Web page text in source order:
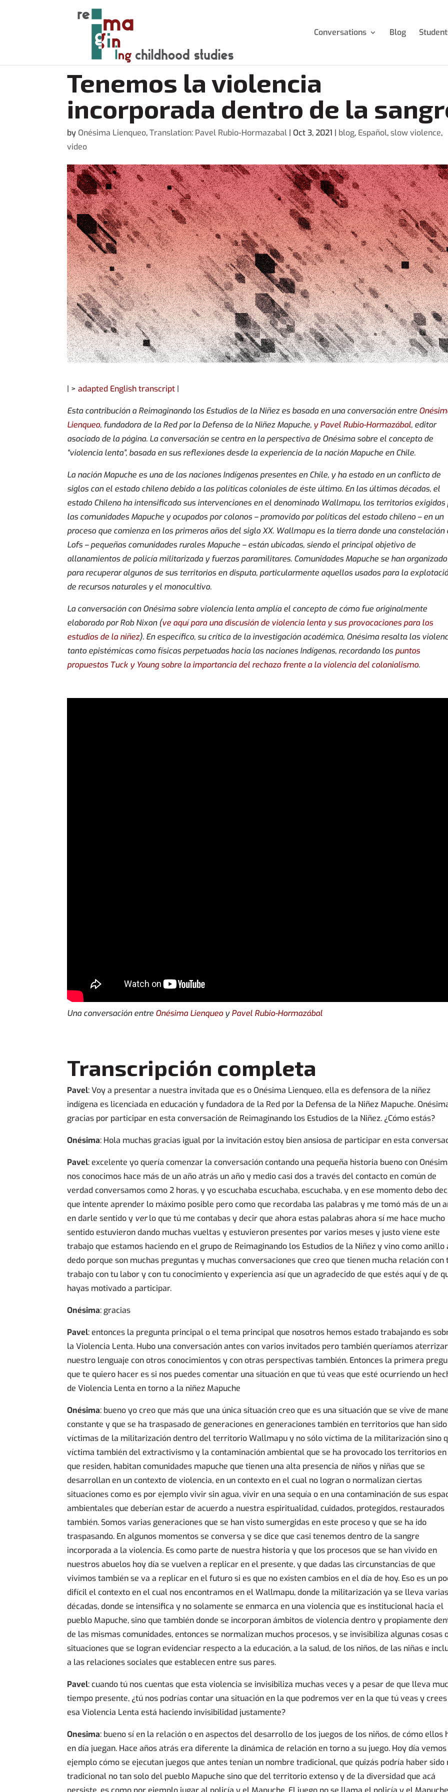
Conversations Blog
Tenemos la violencia
incorporada dentro de la
by Onésima Lienqueo,Translation: Pavel Rubio-Hormazabal | Oct 3, 2021 | blog, Español,slow violence,
video
| > adapted English transcript |
Esta contribución a Reimaginando los Estudios de la Niñez es basada en una conversación entre
Lienqueo, fundadora de la Red por la Defensa de la Niñez Mapuche, y Pavel Rubio-Hormazábal, editor
asociado de la página. La conversación se centra en la perspectiva de Onésima sobre el concepto de
“violencia lenta”, basada en sus reflexiones desde la experiencia de la nación Mapuche en Chile.
La nación Mapuche es una de las naciones Indígenas presentes en Chile, y ha estado en un conflicto de
siglos con el estado chileno debido a las políticas coloniales de éste último. En las últimas décadas, el
estado Chileno ha intensificado sus intervenciones en el denominado Wallmapu, los territorios exigidos
las comunidades Mapuche y ocupados por colonos – promovido por políticas del estado chileno – en un
proceso que comienza en los primeros años del siglo XX. Wallmapu es la tierra donde una constelación
Lofs – pequeñas comunidades rurales Mapuche – están ubicadas, siendo el principal objetivo de
allanamientos de policía militarizada y fuerzas paramilitares. Comunidades Mapuche se han organizado
para recuperar algunos de sus territorios en disputa, particularmente aquellos usados para la
de recursos naturales y el monocultivo.
La conversación con Onésima sobre violencia lenta amplía el concepto de cómo fue originalmente
elaborado por Rob Nixon (ve aquí para una discusión de violencia lenta y sus provocaciones para los
estudios de la niñez). En específico, su crítica de la investigación académica, Onésima resalta las
tanto epistémicas como físicas perpetuadas hacia las naciones Indígenas, recordando los puntos
propuestos Tuck y Young sobre la importancia del rechazo frente a la violencia del colonialismo.
Una conversación entre Onésima LienqueoyPavel Rubio-Hormazábal
Transcripción completa
Pavel: Voy a presentar a nuestra invitada que es o Onésima Lienqueo, ella es defensora de la niñez
indígena es licenciada en educación y fundadora de la Red por la Defensa de la Niñez Mapuche.
gracias por participar en esta conversación de Reimaginando los Estudios de la Niñez. ¿Cómo estás?
Onésima: Hola muchas gracias igual por la invitación estoy bien ansiosa de participar en esta
Pavel: excelente yo quería comenzar la conversación contando una pequeña historia bueno con
nos conocimos hace más de un año atrás un año y medio casi dos a través del contacto en común de
verdad conversamos como 2 horas, y yo escuchaba escuchaba, escuchaba, y en ese momento debo
que intente aprender lo máximo posible pero como que recordaba las palabras y me tomó más de un
en darle sentido y verlo que tú me contabas y decir que ahora estas palabras ahora sí me hace mucho
sentido estuvieron dando muchas vueltas y estuvieron presentes por varios meses y justo viene este
trabajo que estamos haciendo en el grupo de Reimaginando los Estudios de la Niñez y vino como anillo
dedo porque son muchas preguntas y muchas conversaciones que creo que tienen mucha relación con
trabajo con tu labor y con tu conocimiento y experiencia así que un agradecido de que estés aquí y de
hayas motivado a participar.
Onésima: gracias
Pavel: entonces la pregunta principal o el tema principal que nosotros hemos estado trabajando es
la Violencia Lenta. Hubo una conversación antes con varios invitados pero también queríamos
nuestro lenguaje con otros conocimientos y con otras perspectivas también. Entonces la primera
que te quiero hacer es si nos puedes comentar una situación en que tú veas que esté ocurriendo un
de Violencia Lenta en torno a la niñez Mapuche
Onésima: bueno yo creo que más que una única situación creo que es una situación que se vive de
constante y que se ha traspasado de generaciones en generaciones también en territorios que han sido
víctimas de la militarización dentro del territorio Wallmapu y no sólo víctima de la militarización sino
víctima también del extractivismo y la contaminación ambiental que se ha provocado los territorios
que residen, habitan comunidades mapuche que tienen una alta presencia de niños y niñas que se
desarrollan en un contexto de violencia, en un contexto en el cual no logran o normalizan ciertas
situaciones como es por ejemplo vivir sin agua, vivir en una sequía o en una contaminación de sus
ambientales que deberían estar de acuerdo a nuestra espiritualidad, cuidados, protegidos, restaurados
también. Somos varias generaciones que se han visto sumergidas en este proceso y que se ha ido
traspasando. En algunos momentos se conversa y se dice que casi tenemos dentro de la sangre
incorporada a la violencia. Es como parte de nuestra historia y que los procesos que se han vivido en
nuestros abuelos hoy día se vuelven a replicar en el presente, y que dadas las circunstancias de que
vivimos también se va a replicar en el futuro si es que no existen cambios en el día de hoy. Eso es un
difícil el contexto en el cual nos encontramos en el Wallmapu, donde la militarización ya se lleva
décadas, donde se intensifica y no solamente se enmarca en una violencia que es institucional hacia el
pueblo Mapuche, sino que también donde se incorporan ámbitos de violencia dentro y propiamente
de las mismas comunidades, entonces se normalizan muchos procesos, y se invisibiliza algunas cosas
situaciones que se logran evidenciar respecto a la educación, a la salud, de los niños, de las niñas e
a las relaciones sociales que establecen entre sus pares.
Pavel: cuando tú nos cuentas que esta violencia se invisibiliza muchas veces y a pesar de que lleva
tiempo presente, ¿tú nos podrías contar una situación en la que podremos ver en la que tú veas y
esa Violencia Lenta está haciendo invisibilidad justamente?
Onesima: bueno sí en la relación o en aspectos del desarrollo de los juegos de los niños, de cómo ellos
en día juegan. Hace años atrás era diferente la dinámica de relación en torno a su juego. Hoy día
ejemplo cómo se ejecutan juegos que antes tenían un nombre tradicional, que quizás podría haber sido
tradicional no tan solo del pueblo Mapuche sino que del territorio extenso y de la diversidad que acá